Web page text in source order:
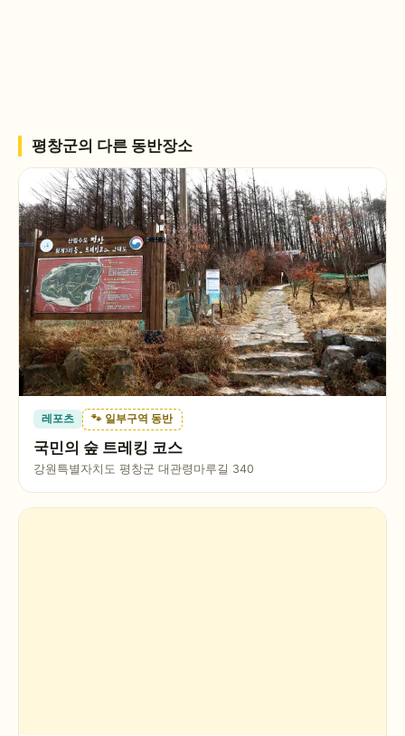
평창군의 다른 동반장소
레포츠 🐾 일부구역 동반
국민의 숲 트레킹 코스
강원특별자치도 평창군 대관령마루길 340